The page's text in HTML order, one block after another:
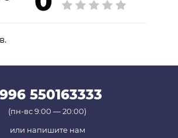
в машине, можно отдать в
сушка в сушилке запрещена.
550163333
(пн-вс 9:00 — 20:00)
или напишите нам